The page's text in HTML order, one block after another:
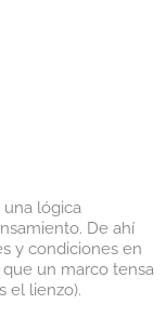
una lógica
De ahí
y condiciones en
un marco tensa
el lienzo).